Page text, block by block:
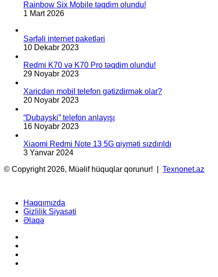
Rainbow Six Mobile təqdim olundu!
1 Mart 2026
Sərfəli internet paketləri
10 Dekabr 2023
Redmi K70 və K70 Pro təqdim olundu!
29 Noyabr 2023
Xaricdən mobil telefon gətizdirmək olar?
20 Noyabr 2023
“Dubayski” telefon anlayışı
16 Noyabr 2023
Xiaomi Redmi Note 13 5G qiyməti sızdırıldı
3 Yanvar 2024
© Copyright 2026, Müəlif hüquqlar qorunur! | Texnonet.az
Haqqımızda
Gizlilik Siyasəti
Əlaqə